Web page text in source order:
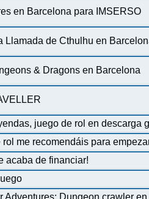
en Barcelona para IMSERSO
Llamada de Cthulhu en
& Dragons en Barcelona
juego de rol en descarga
me recomendáis para
acaba de financiar!
Adventures: Dungeon crawler